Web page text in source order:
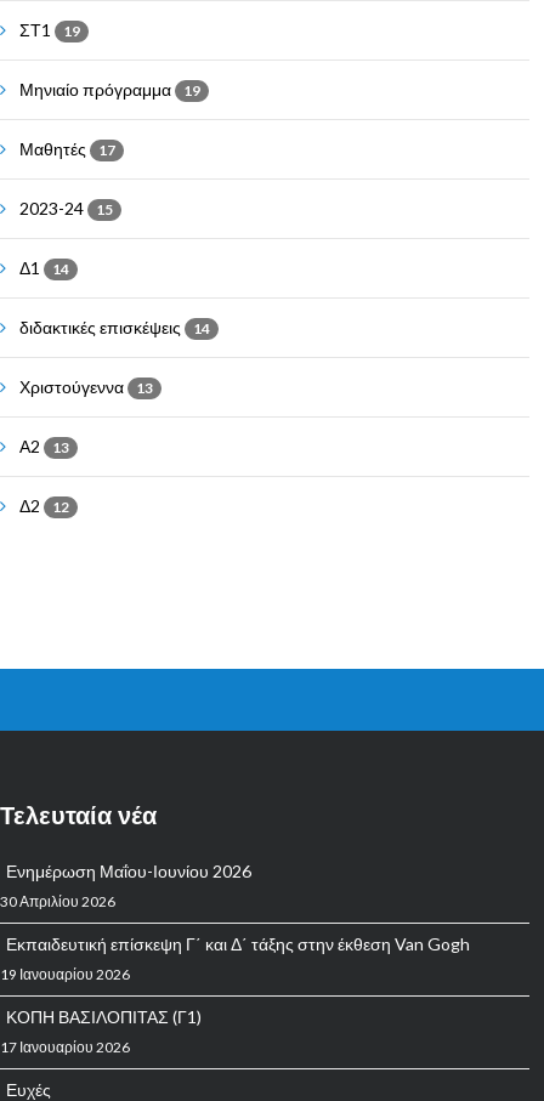
ΣΤ1 19
Μηνιαίο πρόγραμμα 19
Μαθητές 17
2023-24 15
Δ1 14
διδακτικές επισκέψεις 14
Χριστούγεννα 13
Α2 13
Δ2 12
Τελευταία νέα
Ενημέρωση Μαΐου-Ιουνίου 2026
30 Απριλίου 2026
Εκπαιδευτική επίσκεψη Γ΄ και Δ΄ τάξης στην έκθεση Van Gogh
19 Ιανουαρίου 2026
ΚΟΠΗ ΒΑΣΙΛΟΠΙΤΑΣ (Γ1)
17 Ιανουαρίου 2026
Ευχές